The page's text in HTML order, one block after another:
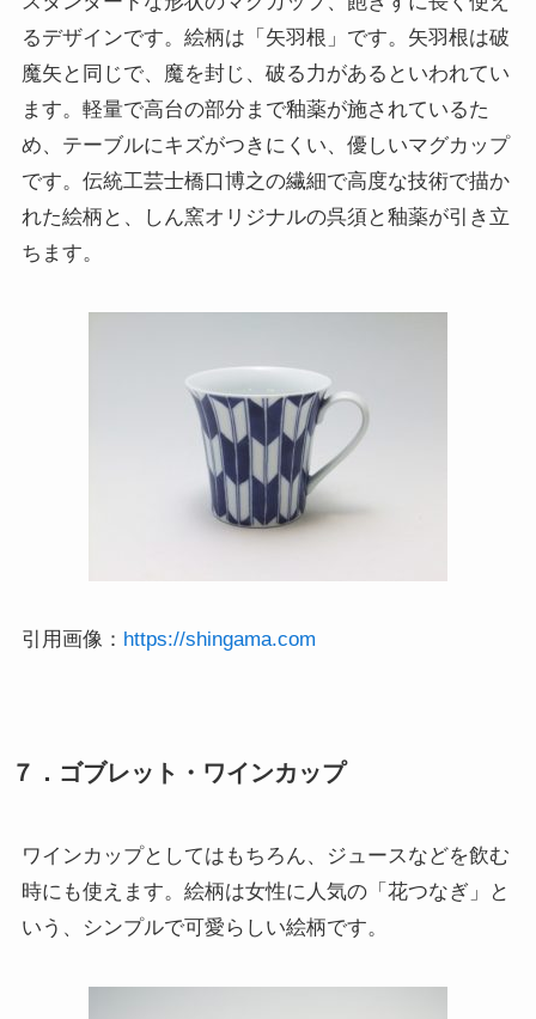
るデザインです。絵柄は「矢羽根」です。矢羽根は破
魔矢と同じで、魔を封じ、破る力があるといわれてい
ます。軽量で高台の部分まで釉薬が施されているた
め、テーブルにキズがつきにくい、優しいマグカップ
です。伝統工芸士橋口博之の繊細で高度な技術で描か
れた絵柄と、しん窯オリジナルの呉須と釉薬が引き立
ちます。
引用画像： https://shingama.com
７．ゴブレット・ワインカップ
ワインカップとしてはもちろん、ジュースなどを飲む
時にも使えます。絵柄は女性に人気の「花つなぎ」と
いう、シンプルで可愛らしい絵柄です。